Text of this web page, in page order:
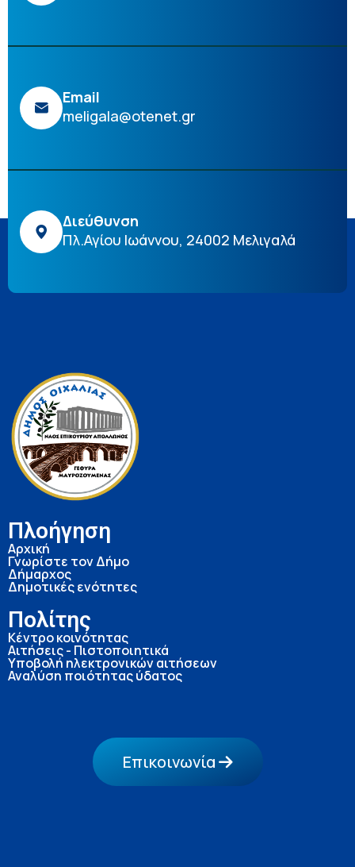
Email
meligala@otenet.gr
Διεύθυνση
Πλ.Αγίου Ιωάννου, 24002 Μελιγαλά
Πλοήγηση
Αρχική
Γνωρίστε τον Δήμο
Δήμαρχος
Δημοτικές ενότητες
Πολίτης
Κέντρο κοινότητας
Αιτήσεις - Πιστοποιητικά
Υποβολή ηλεκτρονικών αιτήσεων
Αναλύση ποιότητας ύδατος
Επικοινωνία